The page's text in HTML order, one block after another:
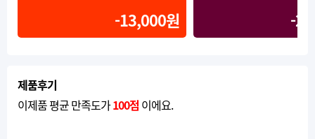
-13,000원 -
제품후기
이제품 평균 만족도가100점 이에요.